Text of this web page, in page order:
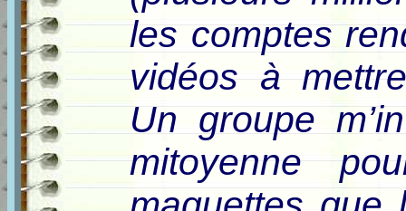
les comptes
vidéos à
Un groupe
mitoyenne